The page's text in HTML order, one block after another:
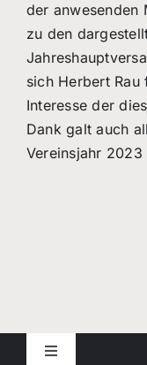
der anwesenden
zu den
sich Herbert
Interesse der
Dank galt auch
Vereinsjahr 2023
Toggle